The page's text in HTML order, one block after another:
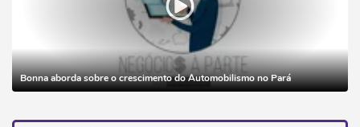
Bonna aborda sobre o crescimento do Automobilismo no Pará